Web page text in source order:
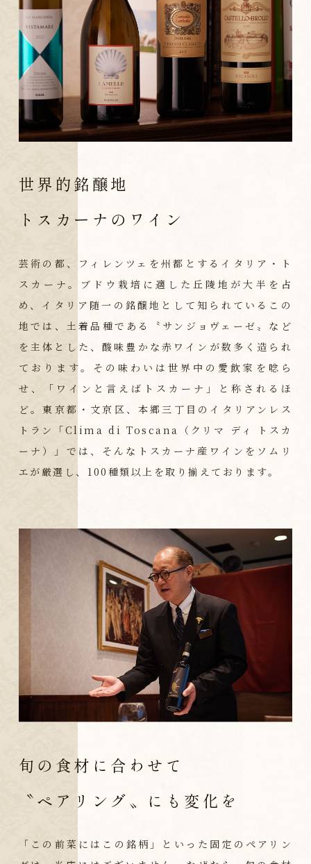
世界的銘醸地
トスカーナのワイン
芸術の都、フィレンツェを州都とするイタリア・ト
スカーナ。ブドウ栽培に適した丘陵地が大半を占
め、イタリア随一の銘醸地として知られているこの
地では、土着品種である〝サンジョヴェーゼ〟など
を主体とした、酸味豊かな赤ワインが数多く造られ
ております。その味わいは世界中の愛飲家を唸ら
せ、「ワインと言えばトスカーナ」と称されるほ
ど。東京都・文京区、本郷三丁目のイタリアンレス
トラン「Clima di Toscana（クリマ ディ トスカ
ーナ）」では、そんなトスカーナ産ワインをソムリ
エが厳選し、100種類以上を取り揃えております。
旬の食材に合わせて
〝ペアリング〟にも変化を
「この前菜にはこの銘柄」といった固定のペアリン